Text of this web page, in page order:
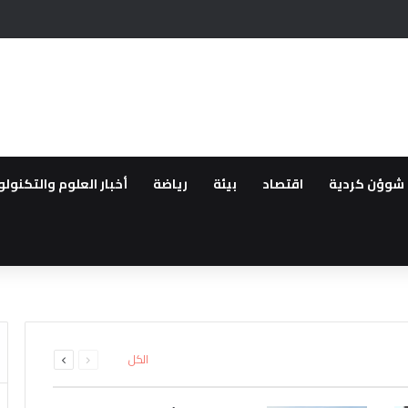
هي الاسوء بعد الحرب
شوؤن كردية اقتصاد بيئة رياضة أخبار العلوم
من مهجري سري كانيه إلى
المدعومة من تركيا لتقليص
“تعزيز التضامن الوطني
سراح الزعيمين الكرديين
آزادي كردستان المعارض
الكل الصفحةالصفحة